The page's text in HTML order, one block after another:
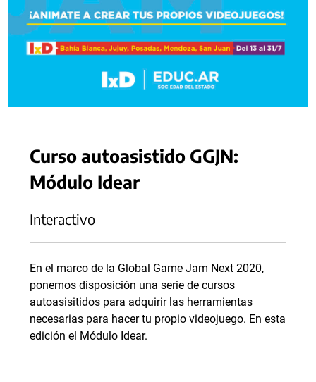
Curso autoasistido GGJN:
Módulo Idear
Interactivo
En el marco de la Global Game Jam Next 2020,
ponemos disposición una serie de cursos
autoasisitidos para adquirir las herramientas
necesarias para hacer tu propio videojuego. En esta
edición el Módulo Idear.